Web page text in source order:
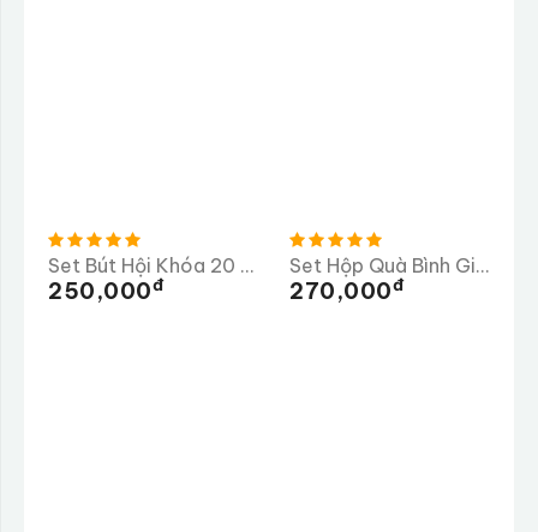
Set Bút Hội Khóa 20 Năm Ra Trường THPT Chuyên Lê Khiết
250,000Đ
Set Hộp Quà Bình Giữ Nhiệt 500ml + Bút Kí
270,000Đ